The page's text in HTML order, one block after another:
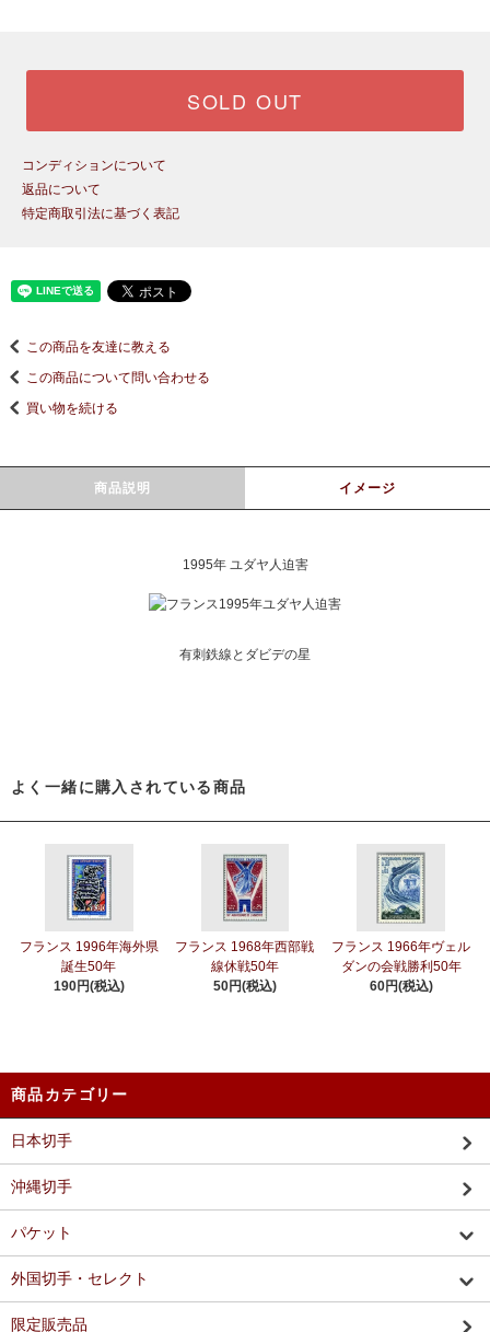
SOLD OUT
コンディションについて
返品について
特定商取引法に基づく表記
この商品を友達に教える
この商品について問い合わせる
買い物を続ける
商品説明 イメージ
1995年 ユダヤ人迫害
有刺鉄線とダビデの星
よく一緒に購入されている商品
フランス 1996年海外県
誕生50年
190円(税込)
フランス 1968年西部戦
線休戦50年
50円(税込)
フランス 1966年ヴェル
ダンの会戦勝利50年
60円(税込)
商品カテゴリー
日本切手
沖縄切手
パケット
外国切手・セレクト
限定販売品